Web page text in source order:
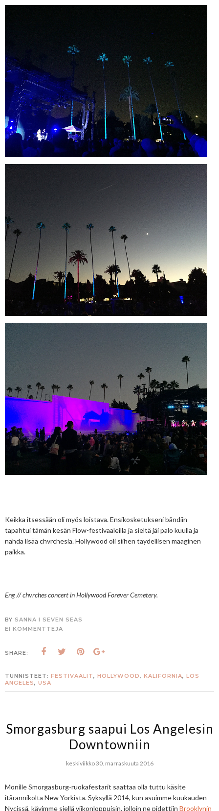
Keikka itsessään oli myös loistava. Ensikosketukseni bändiin
tapahtui tämän kesän Flow-festivaaleilla ja sieltä jäi palo kuulla ja
nähdä lisää chvrchesiä. Hollywood oli siihen täydellisen maaginen
paikka.
Eng // chvrches concert in Hollywood Forever Cemetery.
BY SANNA I SEVEN SEAS
EI KOMMENTTEJA
SHARE:
TUNNISTEET: FESTIVAALIT, HOLLYWOOD, KALIFORNIA, LOS
ANGELES, USA
Smorgasburg saapui Los Angelesin
Downtowniin
keskiviikko 30. marraskuuta 2016
Monille Smorgasburg-ruokafestarit saattaa olla tuttu käsite
itärannikolta New Yorkista. Syksyllä 2014, kun asuimme kuukauden
Nycissä, kävimme siellä viikonloppuisin, jolloin ne pidettiin Brooklynin